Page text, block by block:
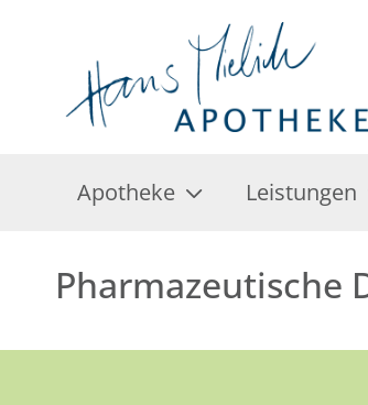
Apotheke Leistungen
Pharmazeutische